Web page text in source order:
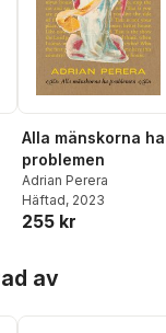
Alla mänskorna ha
problemen
Adrian Perera
Häftad, 2023
255 kr
av